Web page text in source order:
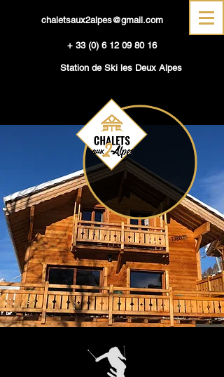
chaletsaux2alpes@gmail.com
+ 33 (0) 6 12 09 80 16
Station de Ski les Deux Alpes